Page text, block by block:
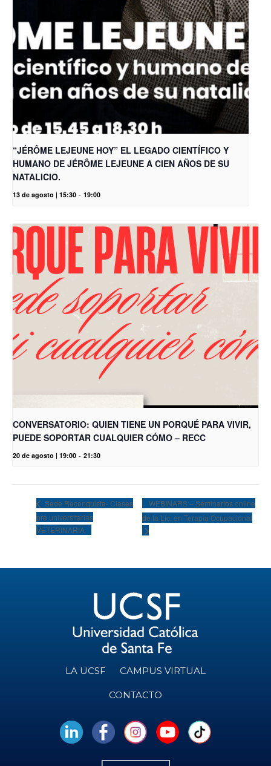
“JÉRÔME LEJEUNE HOY” EL LEGADO CIENTÍFICO Y
HUMANO DE JÉRÔME LEJEUNE A CIEN AÑOS DE SU
NATALICIO.
13 de agosto | 15:30 - 19:00
CONVERSATORIO: QUIEN TIENE UN PORQUÉ PARA VIVIR,
PUEDE SOPORTAR CUALQUIER CÓMO – RECC
20 de agosto | 19:00 - 21:30
Sede Reconquista- Clases
pre universitarias
VETERINARIA
WEBINARS – Seminarios online
de la Lic. en Terapia Ocupacional
LA UCSF CAMPUS VIRTUAL
CONTACTO